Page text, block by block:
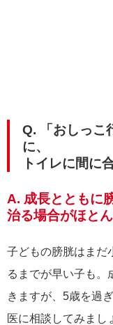
Q. 「おしっこ
に、
トイレに間に
A. 成長とともに
治る場合がほとん
子どもの膀胱はまだ
るまでが早い子も。
きますが、5歳を過
医に相談してみまし